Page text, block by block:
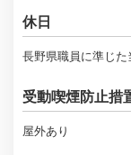
休日
長野県職員に準じた
受動喫煙防止措
屋外あり